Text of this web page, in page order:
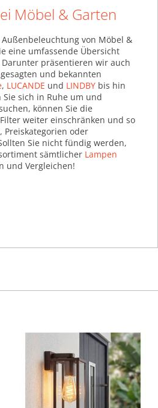
Möbel & Garten
von Möbel &
eine umfassende Übersicht
präsentieren wir auch
und bekannten
, LUCANDE und LINDBY bis hin
Sie sich in Ruhe um und
können Sie die
weiter einschränken und so
Preiskategorien oder
Sie nicht fündig werden,
sämtlicher Lampen
und Vergleichen!